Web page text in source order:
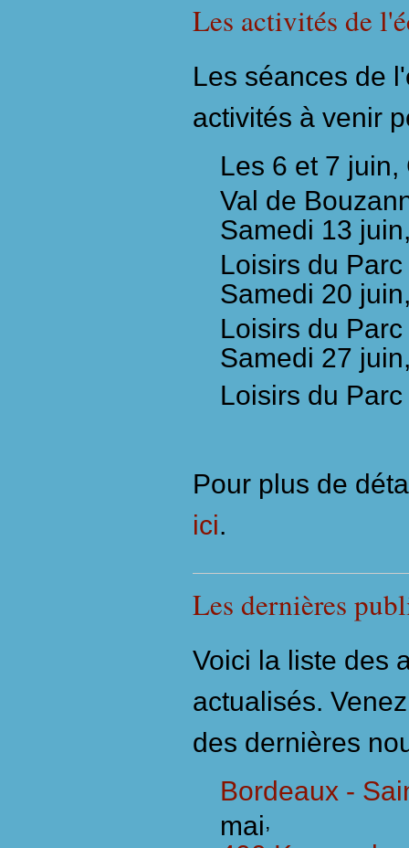
Les activités de
Les séances de
activités à venir
Les 6 et 7
Val de
Samedi 13
Loisirs du
Samedi 20
Loisirs du
Samedi 27
Loisirs du
Pour plus de
ici.
Les dernières
Voici la liste des
actualisés.
des dernières
Bordeaux -
mai,